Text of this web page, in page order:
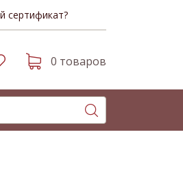
сертификат?
0 товаров